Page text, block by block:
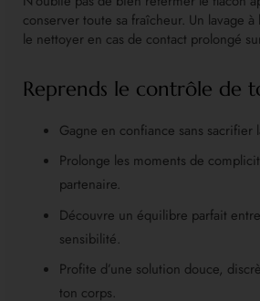
conserver toute sa fraîcheur. Un lavage
le nettoyer en cas de contact prolongé
Reprends le contrôle de
Gagne en confiance sans sacrifier
Prolonge les moments de
partenaire.
Découvre un équilibre parfait
sensibilité.
Profite d’une solution douce,
ton corps.